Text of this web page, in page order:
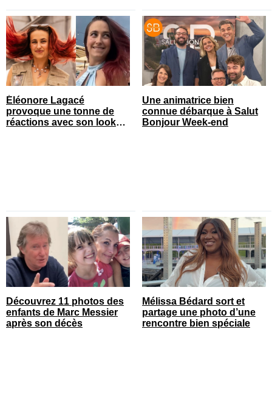
Éléonore Lagacé
provoque une tonne de
réactions avec son look
Une animatrice bien
connue débarque à Salut
Bonjour Week-end
Découvrez 11 photos des
enfants de Marc Messier
après son décès
Mélissa Bédard sort et
partage une photo d’une
rencontre bien spéciale